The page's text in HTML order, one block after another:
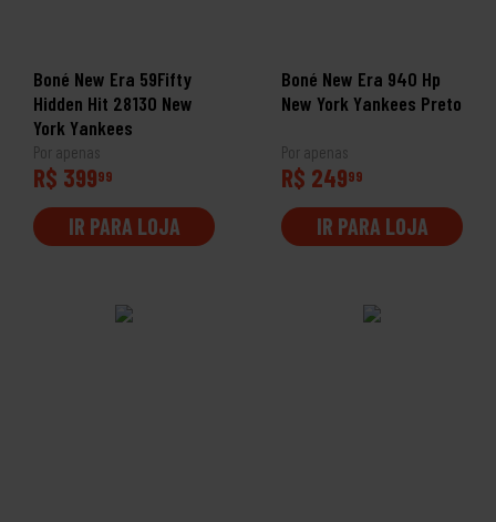
Boné New Era 59Fifty
Hidden Hit 28130 New
York Yankees
Por apenas
R$ 39999
IR PARA LOJA
Boné New Era 940 Hp
New York Yankees Preto
Por apenas
R$ 24999
IR PARA LOJA